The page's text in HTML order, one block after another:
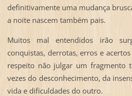
definitivamente uma mudança
a noite nascem também pais.
Muitos mal entendidos irão
conquistas, derrotas, erros e
respeito não julgar um fragmento
vezes do desconhecimento, da
vida e dificuldades do outro.